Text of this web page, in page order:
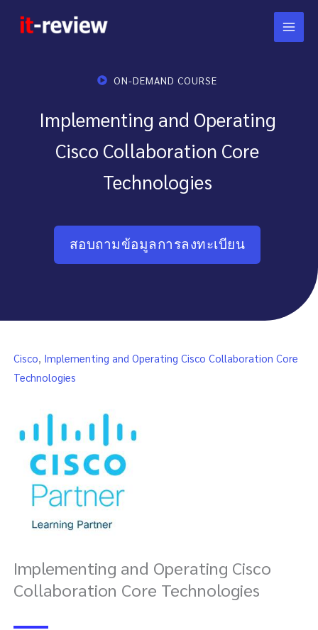
ON-DEMAND COURSE
Implementing and Operating
Cisco Collaboration Core
Technologies
สอบถามข้อมูลการลงทะเบียน
Cisco, Implementing and Operating Cisco Collaboration Core
Technologies
Implementing and Operating Cisco
Collaboration Core Technologies